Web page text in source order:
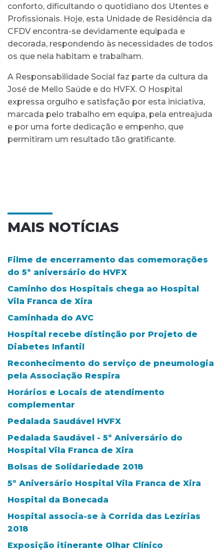
conforto, dificultando o quotidiano dos Utentes e
Profissionais. Hoje, esta Unidade de Residência da
CFDV encontra-se devidamente equipada e
decorada, respondendo às necessidades de todos
os que nela habitam e trabalham.
A Responsabilidade Social faz parte da cultura da
José de Mello Saúde e do HVFX. O Hospital
expressa orgulho e satisfação por esta iniciativa,
marcada pelo trabalho em equipa, pela entreajuda
e por uma forte dedicação e empenho, que
permitiram um resultado tão gratificante.
MAIS NOTÍCIAS
Filme de encerramento das comemorações
do 5º aniversário do HVFX
Caminho dos Hospitais chega ao Hospital
Vila Franca de Xira
Caminhada do AVC
Hospital recebe distinção por Projeto de
Diabetes Infantil
Reconhecimento do serviço de pneumologia
pela Associação Respira
Horários e Locais de atendimento
complementar
Pedalada Saudável HVFX
Pedalada Saudável - 5º Aniversário do
Hospital Vila Franca de Xira
Bolsas de Solidariedade 2018
5º Aniversário Hospital Vila Franca de Xira
Hospital da Bonecada
Hospital associa-se à Corrida das Lezírias
2018
Exposição itinerante Olhar Clínico